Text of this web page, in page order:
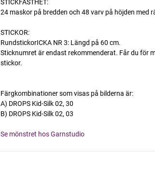
STICKFASTHET:
24 maskor på bredden och 48 varv på höjden med
STICKOR:
RundstickorICKA NR 3: Längd på 60 cm.
Sticknumret är endast rekommenderat. Får du för
stickor.
Färgkombinationer som visas på bilderna är:
A) DROPS Kid-Silk 02, 30
B) DROPS Kid-Silk 02, 03
Se mönstret hos Garnstudio